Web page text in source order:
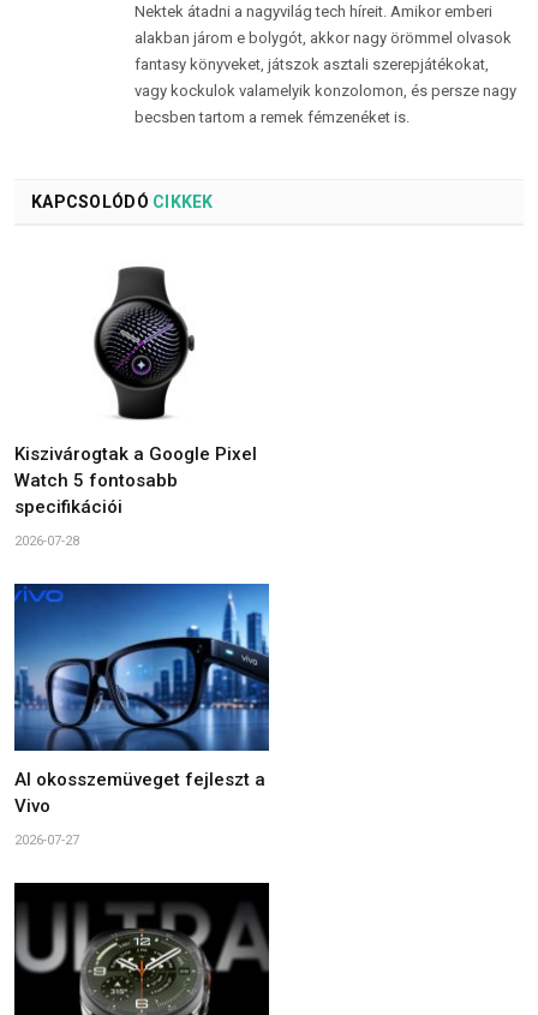
Nektek átadni a nagyvilág tech híreit. Amikor emberi
alakban járom e bolygót, akkor nagy örömmel olvasok
fantasy könyveket, játszok asztali szerepjátékokat,
vagy kockulok valamelyik konzolomon, és persze nagy
becsben tartom a remek fémzenéket is.
KAPCSOLÓDÓ CIKKEK
Kiszivárogtak a Google Pixel
Watch 5 fontosabb
specifikációi
2026-07-28
AI okosszemüveget fejleszt a
Vivo
2026-07-27